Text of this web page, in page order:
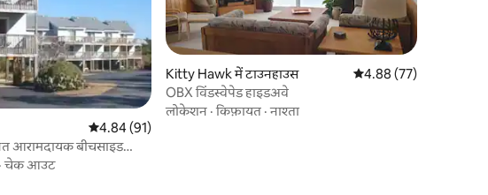
औसत रेटिंग 5 में से 4.84, 91 समीक्षाएँ
4.84 (91)
आरामदायक बीचसाइड
·चेक आउट
Kitty Hawk में टाउनहाउस औसत रेटिंग 5 में से 4.88,
4.88 (77)
OBX विंडस्वेपेड हाइडअवे
लोकेशन ·किफ़ायत ·नाश्ता